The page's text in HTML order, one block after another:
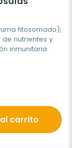
fitosomado),
nutrientes y
inmunitaria.
carrito